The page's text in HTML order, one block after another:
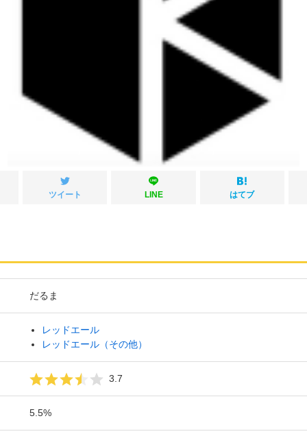
ツイート LINE はてブ
だるま
レッドエール
レッドエール（その他）
3.7
5.5%